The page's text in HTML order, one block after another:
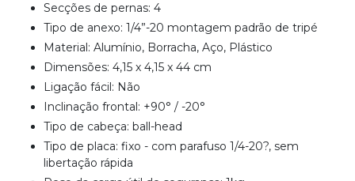
Secções de pernas: 4
Tipo de anexo: 1/4”-20 montagem padrão de tripé
Material: Alumínio, Borracha, Aço, Plástico
Dimensões: 4,15 x 4,15 x 44 cm
Ligação fácil: Não
Inclinação frontal: +90° / -20°
Tipo de cabeça: ball-head
Tipo de placa: fixo - com parafuso 1/4-20?, sem
libertação rápida